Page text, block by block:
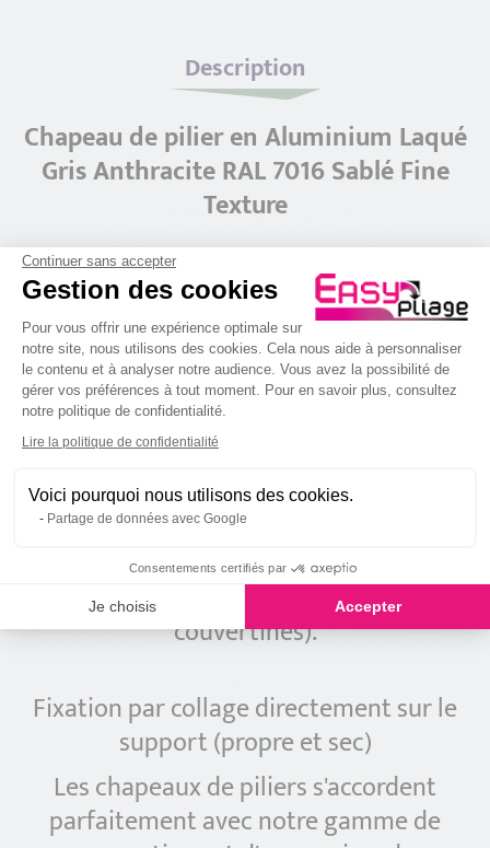
Description
Chapeau de pilier en Aluminium Laqué
Gris Anthracite RAL 7016 Sablé Fine
Texture
Fini les piliers encrassés, gardez vos
enduits propres. Les chapeaux aluminium
protègent vos poteaux de portail ainsi
que vos piliers de murette. Pose facile et
rapide, L'aluminium est léger et ne rouille
Les chapeaux de pilier Aluminium
Easypliage sont disponibles en 1,5 mm
d'épaisseur. Les retombées de chapeaux
sont de 40 mm (identique aux
couvertines).
Fixation par collage directement sur le
support (propre et sec)
Les chapeaux de piliers s'accordent
parfaitement avec notre gamme de
Continuer sans accepter
Gestion des cookies
Plateforme de Gestion du
Pour vous offrir une expérience optimale sur
notre site, nous utilisons des cookies. Cela nous aide à personnaliser
le contenu et à analyser notre audience. Vous avez la possibilité de
gérer vos préférences à tout moment. Pour en savoir plus, consultez
notre politique de confidentialité.
Lire la politique de confidentialité
Voici pourquoi nous utilisons des cookies.
Partage de données avec Google
Consentements certifiés par
Je choisis Accepter
Axeptio consent